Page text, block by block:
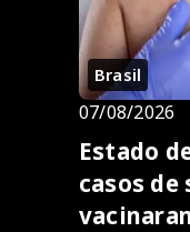
Brasil
07/08/2026
Estado
casos de